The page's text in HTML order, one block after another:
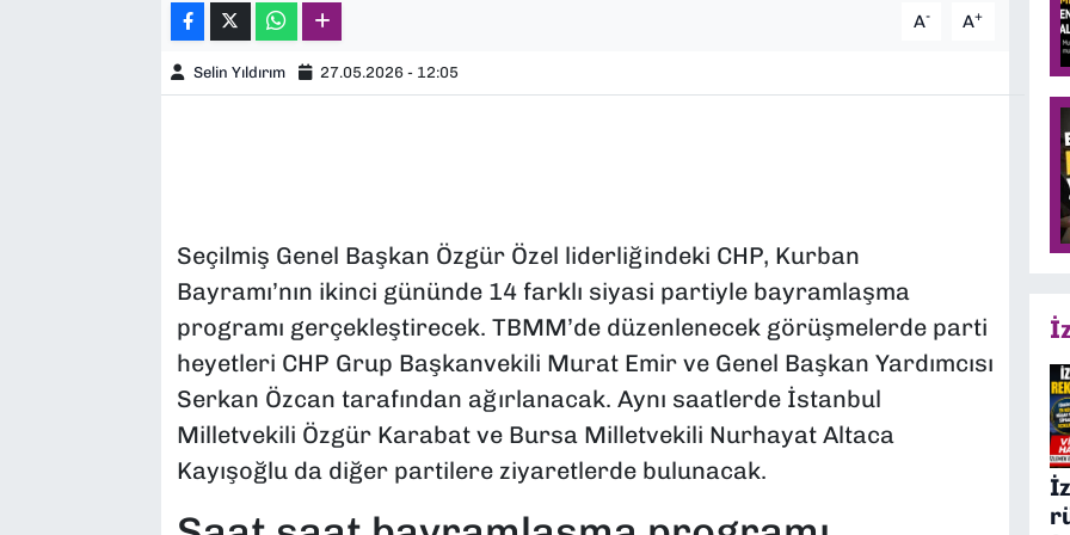
A- A+
Selin Yıldırım 27.05.2026 - 12:05
Seçilmiş Genel Başkan Özgür Özel liderliğindeki CHP, Kurban
Bayramı’nın ikinci gününde 14 farklı siyasi partiyle bayramlaşma
programı gerçekleştirecek. TBMM’de düzenlenecek görüşmelerde parti
heyetleri CHP Grup Başkanvekili Murat Emir ve Genel Başkan Yardımcısı
Serkan Özcan tarafından ağırlanacak. Aynı saatlerde İstanbul
Milletvekili Özgür Karabat ve Bursa Milletvekili Nurhayat Altaca
Kayışoğlu da diğer partilere ziyaretlerde bulunacak.